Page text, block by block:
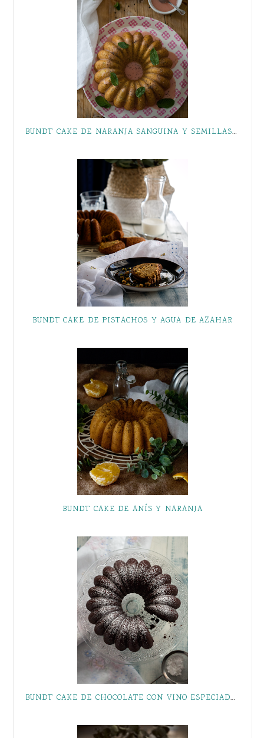
BUNDT CAKE DE NARANJA SANGUINA Y SEMILLAS DE AMAPOLA
BUNDT CAKE DE PISTACHOS Y AGUA DE AZAHAR
BUNDT CAKE DE ANÍS Y NARANJA
BUNDT CAKE DE CHOCOLATE CON VINO ESPECIADO, Y CÓMO CONSEGUIR UN BUNDT CAKE PERFECTO